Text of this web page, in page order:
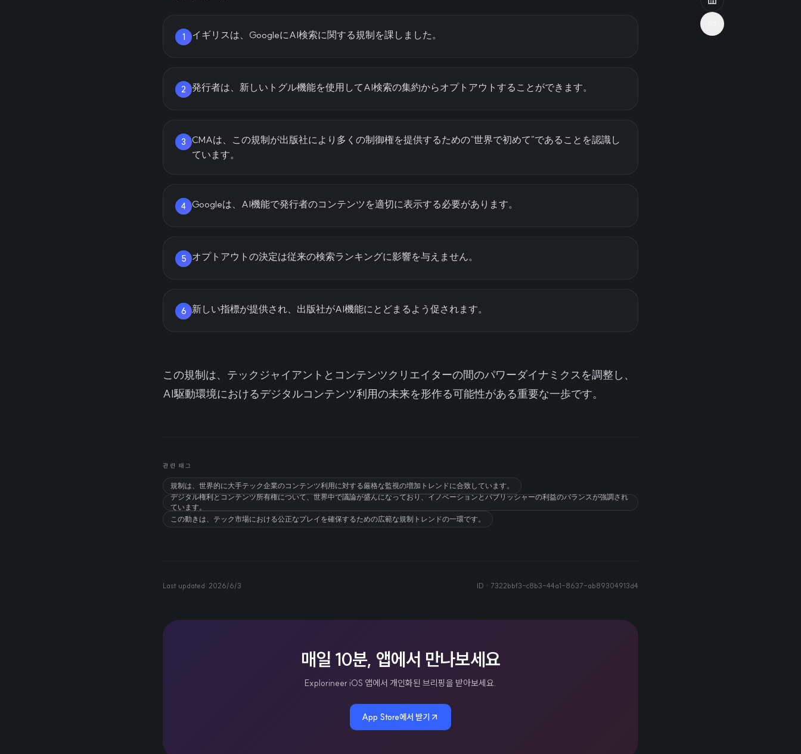
1 イギリスは、GoogleにAI検索に関する規制を課しました。
2 発行者は、新しいトグル機能を使用してAI検索の集約からオプトアウトすることができます。
3
CMAは、この規制が出版社により多くの制御権を提供するための“世界で初めて”であることを認識し
ています。
4 Googleは、AI機能で発行者のコンテンツを適切に表示する必要があります。
5 オプトアウトの決定は従来の検索ランキングに影響を与えません。
6 新しい指標が提供され、出版社がAI機能にとどまるよう促されます。
この規制は、テックジャイアントとコンテンツクリエイターの間のパワーダイナミクスを調整し、
AI駆動環境におけるデジタルコンテンツ利用の未来を形作る可能性がある重要な一歩です。
관련 태그
規制は、世界的に大手テック企業のコンテンツ利用に対する厳格な監視の増加トレンドに合致しています。
デジタル権利とコンテンツ所有権について、世界中で議論が盛んになっており、イノベーションとパブリッシャーの利益のバランスが強調され
ています。
この動きは、テック市場における公正なプレイを確保するための広範な規制トレンドの一環です。
Last updated: 2026/6/3 ID · 7322bbf3-c8b3-44a1-8637-ab89304913d4
매일 10분, 앱에서 만나보세요
Explorineer iOS 앱에서 개인화된 브리핑을 받아보세요.
App Store에서 받기